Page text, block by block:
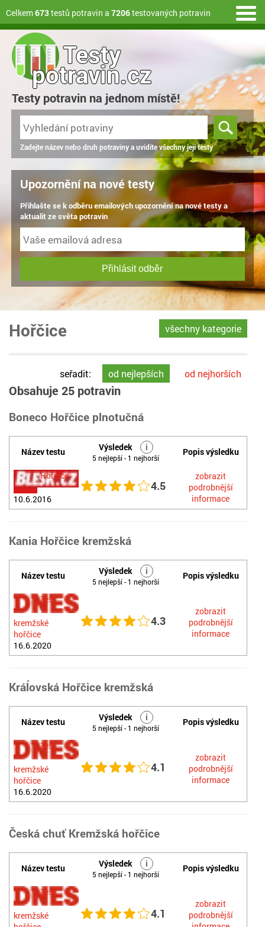
Celkem673testů potravin a 7206testovaných potravin
Testy
potravin.cz
Testy potravin na jednom místě!
Zadejte název nebo druh potraviny a uvidíte všechny její testy
Upozornění na nové testy
Přihlašte se k odběru emailových upozornění na nové testy a
aktualit ze světa potravin
Přihlásit odběr
všechny kategorie
Hořčice
seřadit: od nejlepších od nejhorších
Obsahuje 25 potravin
Boneco Hořčice plnotučná
Název testu Výsledek i
5 nejlepší - 1 nejhorší
Popis výsledku
Hořčice
10.6.2016
4.5
zobrazit
podrobnější
informace
Kania Hořčice kremžská
Název testu Výsledek i
5 nejlepší - 1 nejhorší
Popis výsledku
Test
kremžské
hořčice
16.6.2020
4.3
zobrazit
podrobnější
informace
Kráĺovská Hořčice kremžská
Název testu Výsledek i
5 nejlepší - 1 nejhorší
Popis výsledku
Test
kremžské
hořčice
16.6.2020
4.1
zobrazit
podrobnější
informace
Česká chuť Kremžská hořčice
Název testu Výsledek i
5 nejlepší - 1 nejhorší
Popis výsledku
Test
kremžské
4.1
zobrazit
podrobnější